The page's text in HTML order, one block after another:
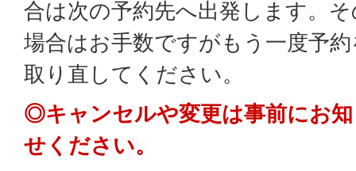
合は次の予約先へ出発します。
場合はお手数ですがもう一度予
取り直してください。
◎キャンセルや変更は事前にお
せください。